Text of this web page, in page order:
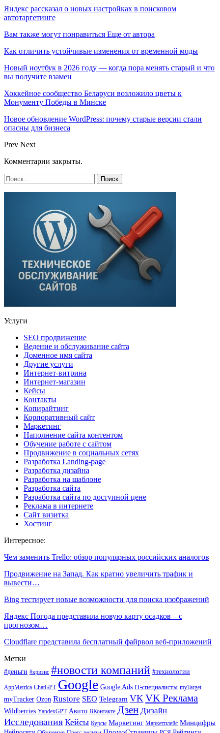
Яндекс рассказал о новых настройках в поисковом
автотаргетинге
Вам также могут понравиться Еще от автора
Как отличить устойчивые изменения от временной моды
Новый ноутбук в 2026 году — когда пора менять старый и что
вы получите взамен
Хоккейное сообщество Беларуси возложило цветы к
Монументу Победы в Минске
Новое обновление WordPress: почему старые версии стали
опасны для бизнеса
Prev Next
Комментарии закрыты.
Услуги
SEO продвижение
Ведение и обслуживание сайта
Доменное имя сайта
Другие услуги
Интернет-витрина
Интернет-магазин
Кейсы
Контакты
Копирайтинг
Корпоративный сайт
Маркетинг
Наполнение сайта контентом
Обучение работе с сайтом
Продвижение в социальных сетях
Разработка Landing-page
Разработка дизайна
Разработка на шаблоне
Разработка сайта
Разработка сайта по доступной цене
Реклама в интернете
Сайт визитка
Хостинг
Интересное:
Чем заменить Trello: обзор популярных российских аналогов
Продвижение на Запад. Как кратно увеличить трафик и
вывести…
Bing тестирует новые возможности для поиска изображений
Яндекс Погода представила новую карту осадков – с
прогнозом…
Cloudflare представила бесплатный файрвол веб-приложений
Метки
#деньги #кризис #новости компаний #технологии
AppMetrica ChatGPT Google Google Ads IT-специалисты myTarget
myTracker Ozon Rustore SEO Telegram VK VK Реклама
Wildberries YandexGPT Авито ВКонтакте Дзен Дизайн
Исследования Кейсы Курсы Маркетинг Маркетплейс Минцифры